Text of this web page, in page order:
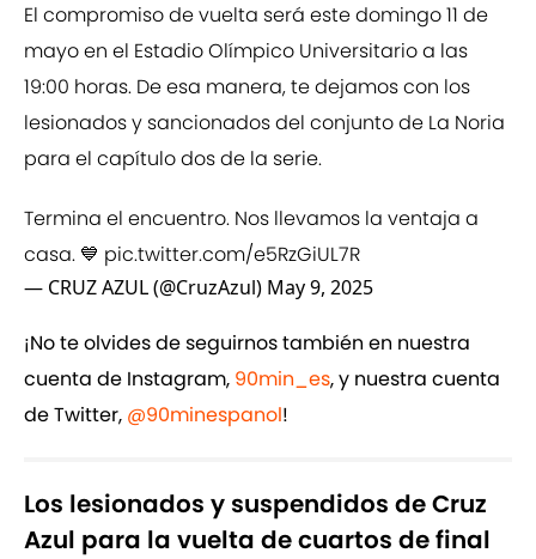
El compromiso de vuelta será este domingo 11 de
mayo en el Estadio Olímpico Universitario a las
19:00 horas. De esa manera, te dejamos con los
lesionados y sancionados del conjunto de La Noria
para el capítulo dos de la serie.
Termina el encuentro. Nos llevamos la ventaja a
casa. 💙 pic.twitter.com/e5RzGiUL7R
— CRUZ AZUL (@CruzAzul) May 9, 2025
¡No te olvides de seguirnos también en nuestra
cuenta de Instagram, 90min_es, y nuestra cuenta
de Twitter, @90minespanol!
Los lesionados y suspendidos de Cruz
Azul para la vuelta de cuartos de final